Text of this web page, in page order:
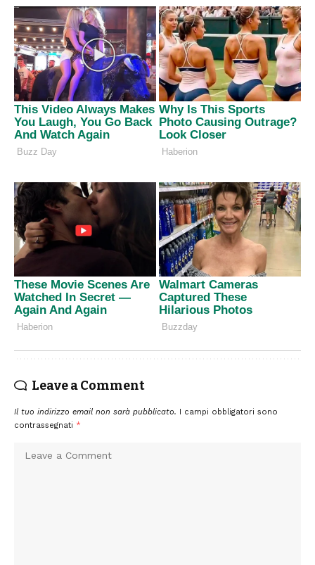
Leave a Comment
Il tuo indirizzo email non sarà pubblicato. I campi obbligatori sono
contrassegnati *